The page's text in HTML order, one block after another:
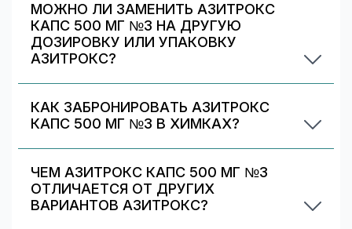
разных аптек в Химках — выбирайте самое
выгодное и удобное по адресу/времени
работы.
МОЖНО ЛИ ЗАМЕНИТЬ АЗИТРОКС
КАПС 500 МГ №3 НА ДРУГУЮ
ДОЗИРОВКУ ИЛИ УПАКОВКУ
АЗИТРОКС?
альтернативных дозировок/упаковок —
сравните наличие и цену. Подбор дозировки
должен выполняться врачом.
КАК ЗАБРОНИРОВАТЬ АЗИТРОКС
КАПС 500 МГ №3 В ХИМКАХ?
(если доступно). После оформления получите
номер заказа и выкупите препарат в аптеке.
ЧЕМ АЗИТРОКС КАПС 500 МГ №3
ОТЛИЧАЕТСЯ ОТ ДРУГИХ
ВАРИАНТОВ АЗИТРОКС?